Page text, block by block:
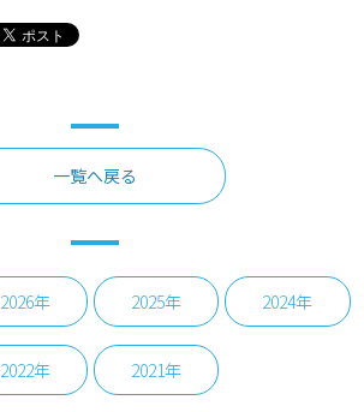
一覧へ戻る
2026年 2025年 2024年
2022年 2021年